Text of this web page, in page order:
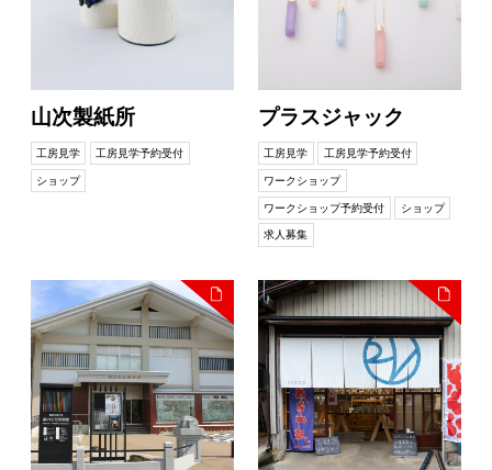
山次製紙所
工房見学 工房見学予約受付
ショップ
プラスジャック
工房見学 工房見学予約受付
ワークショップ
ワークショップ予約受付 ショップ
求人募集